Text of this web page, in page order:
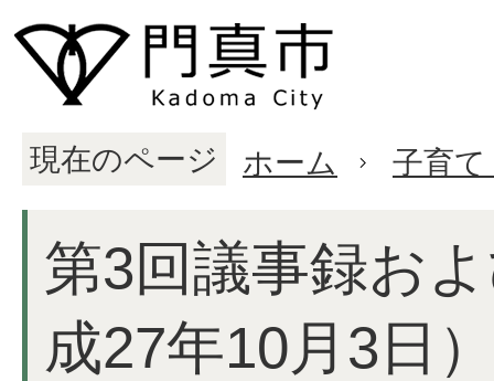
現在のページ ホーム 子育て
第3回議事録お
成27年10月3日